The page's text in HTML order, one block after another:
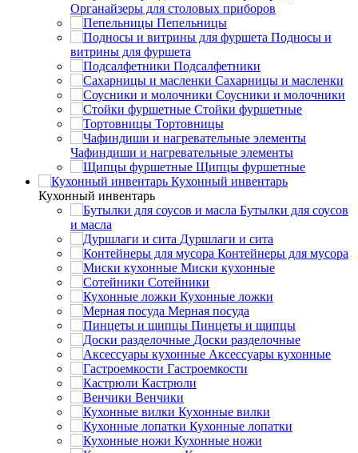
Органайзеры для столовых приборов
Пепельницы
Подносы и
витрины для фуршета
Подсалфетники
Сахарницы и масленки
Соусники и молочники
Стойки фуршетные
Тортовницы
Чафиндиши и нагревательные элементы
Щипцы фуршетные
Кухонный инвентарь
Кухонный инвентарь
Бутылки для соусов
и масла
Дуршлаги и сита
Контейнеры для мусора
Миски кухонные
Сотейники
Кухонные ложки
Мерная посуда
Пинцеты и щипцы
Доски разделочные
Аксессуары кухонные
Гастроемкости
Кастрюли
Венчики
Кухонные вилки
Кухонные лопатки
Кухонные ножи